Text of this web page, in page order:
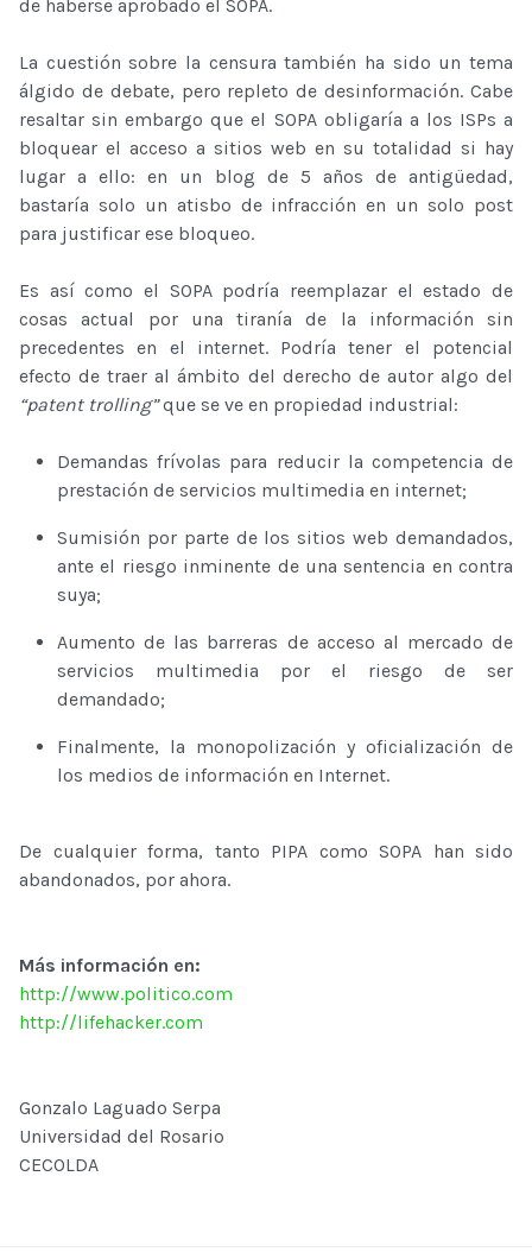
de haberse aprobado el SOPA.
La cuestión sobre la censura también ha sido un tema
álgido de debate, pero repleto de desinformación. Cabe
resaltar sin embargo que el SOPA obligaría a los ISPs a
bloquear el acceso a sitios web en su totalidad si hay
lugar a ello: en un blog de 5 años de antigüedad,
bastaría solo un atisbo de infracción en un solo post
para justificar ese bloqueo.
Es así como el SOPA podría reemplazar el estado de
cosas actual por una tiranía de la información sin
precedentes en el internet. Podría tener el potencial
efecto de traer al ámbito del derecho de autor algo del
“patent trolling”que se ve en propiedad industrial:
Demandas frívolas para reducir la competencia de
prestación de servicios multimedia en internet;
Sumisión por parte de los sitios web demandados,
ante el riesgo inminente de una sentencia en contra
suya;
Aumento de las barreras de acceso al mercado de
servicios multimedia por el riesgo de ser
demandado;
Finalmente, la monopolización y oficialización de
los medios de información en Internet.
De cualquier forma, tanto PIPA como SOPA han sido
abandonados, por ahora.
Más información en:
http://www.politico.com
http://lifehacker.com
Gonzalo Laguado Serpa
Universidad del Rosario
CECOLDA